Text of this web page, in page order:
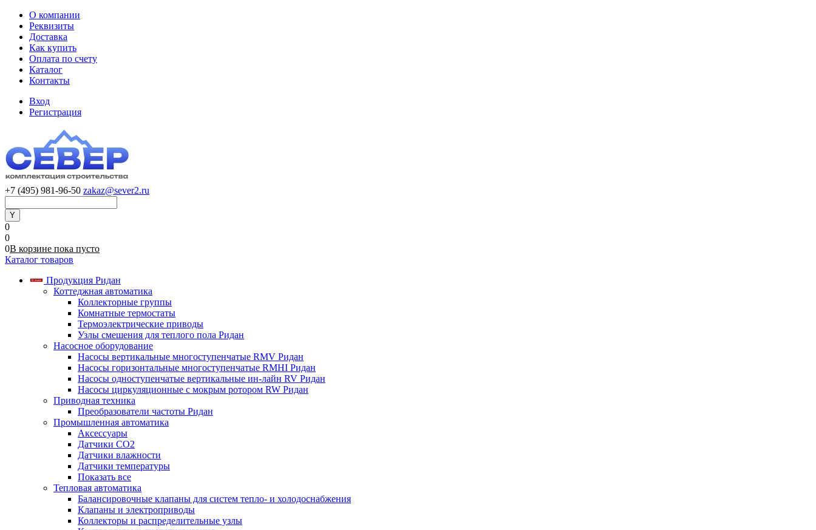
О компании
Реквизиты
Доставка
Как купить
Оплата по счету
Каталог
Контакты
Вход
Регистрация
+7 (495) 981-96-50 zakaz@sever2.ru
0
0
0В корзине пока пусто
Каталог товаров
Продукция Ридан
Коттеджная автоматика
Коллекторные группы
Комнатные термостаты
Термоэлектрические приводы
Узлы смешения для теплого пола Ридан
Насосное оборудование
Насосы вертикальные многоступенчатые RMV Ридан
Насосы горизонтальные многоступенчатые RMHI Ридан
Насосы одноступенчатые вертикальные ин-лайн RV Ридан
Насосы циркуляционные с мокрым ротором RW Ридан
Приводная техника
Преобразователи частоты Ридан
Промышленная автоматика
Аксессуары
Датчики CO2
Датчики влажности
Датчики температуры
Показать все
Тепловая автоматика
Балансировочные клапаны для систем тепло- и холодоснабжения
Клапаны и электроприводы
Коллекторы и распределительные узлы